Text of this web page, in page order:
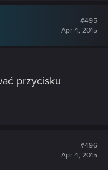
#495
Apr 4, 2015
przycisku
#496
Apr 4, 2015